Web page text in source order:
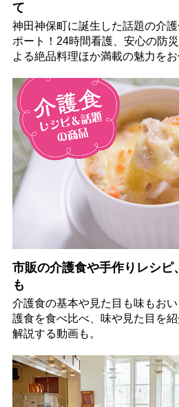
て
神田神保町に誕生した話題の介
ポート！24時間看護、安心の防
よる絶品料理ほか満載の魅力をお
市販の介護食や手作りレシピ
も
介護食の基本や見た目も味もお
護食を食べ比べ、味や見た目を
解説する動画も。